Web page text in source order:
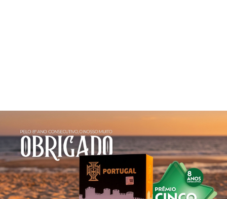
UM LICOR
VIAJANTE
Ginja Vila das Rainhas® presente nos quatro cantos do
mundo.